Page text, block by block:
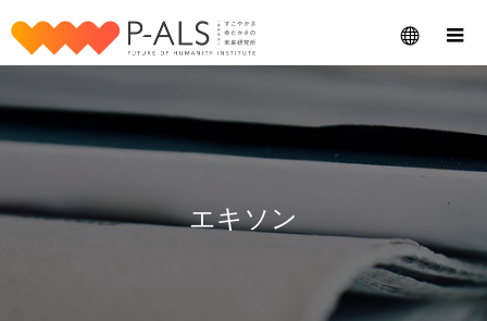
メニュー
エキソン